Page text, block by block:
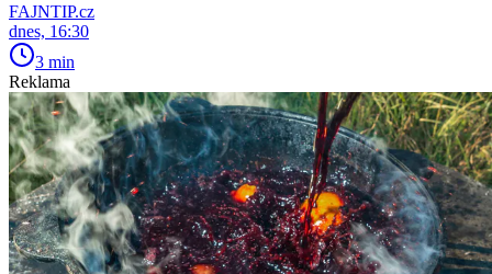
FAJNTIP.cz
dnes, 16:30
3 min
Reklama